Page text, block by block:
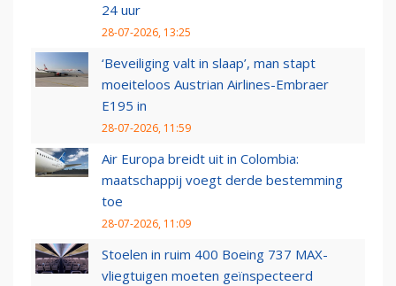
24 uur
28-07-2026, 13:25
‘Beveiliging valt in slaap’, man stapt
moeiteloos Austrian Airlines-Embraer
E195 in
28-07-2026, 11:59
Air Europa breidt uit in Colombia:
maatschappij voegt derde bestemming
toe
28-07-2026, 11:09
Stoelen in ruim 400 Boeing 737 MAX-
vliegtuigen moeten geïnspecteerd